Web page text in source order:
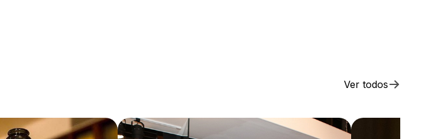
Ver todos